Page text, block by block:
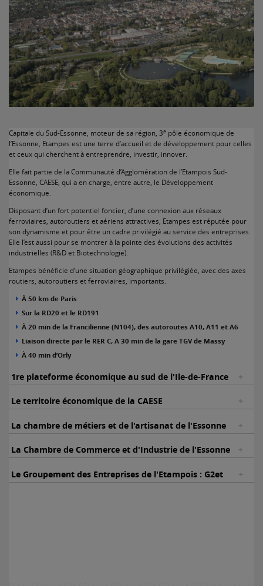
Capitale du Sud-Essonne, moteur de sa région, 3e pôle économique de
l’Essonne, Etampes est une terre d’accueil et de développement pour celles
et ceux qui cherchent à entreprendre, investir, innover.
Elle fait partie de la Communauté d’Agglomération de l’Etampois Sud-
Essonne, CAESE, qui a en charge, entre autre, le Développement
économique.
Disposant d’un fort potentiel foncier, d’une connexion aux réseaux
ferroviaires, autoroutiers et aériens attractives, Etampes est réputée pour
son dynamisme et pour être un cadre privilégié au service des entreprises.
Elle l’est aussi pour se montrer à la pointe des évolutions des activités
industrielles (R&D et Biotechnologie).
Etampes bénéficie d’une situation géographique privilégiée, avec des axes
routiers, autoroutiers et ferroviaires, importants.
À 50 km de Paris
Sur la RD20 et le RD191
À 20 min de la Francilienne (N104), des autoroutes A10, A11 et A6
Liaison directe par le RER C, A 30 min de la gare TGV de Massy
À 40 min d’Orly
1re plateforme économique au sud de l'Ile-de-France
Le territoire économique de la CAESE
La chambre de métiers et de l'artisanat de l'Essonne
La Chambre de Commerce et d'Industrie de l'Essonne
Le Groupement des Entreprises de l'Etampois : G2et